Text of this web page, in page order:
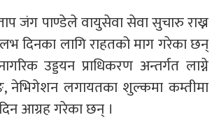
जंग पाण्डेले वायुसेवा सेवा सुचारु राख्न
दिनका लागि राहतको माग गरेका छन्
उड्डयन प्राधिकरण अन्तर्गत लाग्ने
नेभिगेशन लगायतका शुल्कमा कम्तीमा
आग्रह गरेका छन् ।